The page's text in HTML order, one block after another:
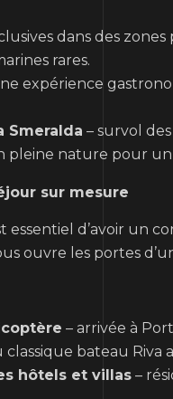
dans des
rares.
expérience
Smeralda – survol
pleine nature pour
sur mesure
essentiel d’avoir un
ouvre les portes
– arrivée à
classique bateau Riva
hôtels et villas–